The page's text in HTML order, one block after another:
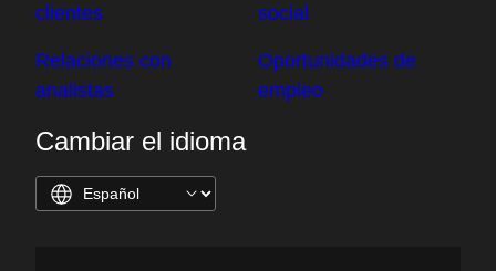
clientes
Relaciones con
analistas
social
Oportunidades de
empleo
Cambiar el idioma